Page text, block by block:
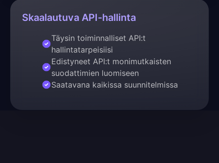
Skaalautuva API-hallinta
Täysin toiminnalliset API:t
hallintatarpeisiisi
Edistyneet API:t monimutkaisten
suodattimien luomiseen
Saatavana kaikissa suunnitelmissa